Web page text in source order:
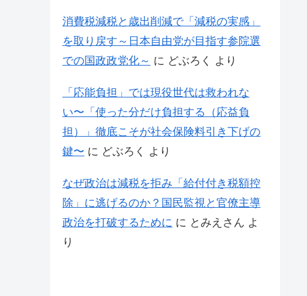
消費税減税と歳出削減で「減税の実感」
を取り戻す～日本自由党が目指す参院選
での国政政党化～ に どぶろく より
「応能負担」では現役世代は救われな
い〜「使った分だけ負担する（応益負
担）」徹底こそが社会保険料引き下げの
鍵〜 に どぶろく より
なぜ政治は減税を拒み「給付付き税額控
除」に逃げるのか？国民監視と官僚主導
政治を打破するために に とみえさん よ
り